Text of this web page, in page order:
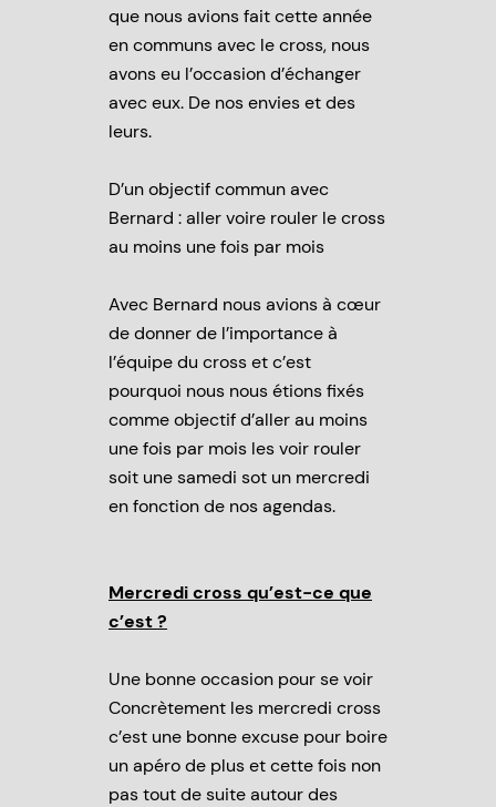
que nous avions fait cette année
en communs avec le cross, nous
avons eu l’occasion d’échanger
avec eux. De nos envies et des
leurs.
D’un objectif commun avec
Bernard : aller voire rouler le cross
au moins une fois par mois
Avec Bernard nous avions à cœur
de donner de l’importance à
l’équipe du cross et c’est
pourquoi nous nous étions fixés
comme objectif d’aller au moins
une fois par mois les voir rouler
soit une samedi sot un mercredi
en fonction de nos agendas.
Mercredi cross qu’est-ce que
c’est ?
Une bonne occasion pour se voir
Concrètement les mercredi cross
c’est une bonne excuse pour boire
un apéro de plus et cette fois non
pas tout de suite autour des